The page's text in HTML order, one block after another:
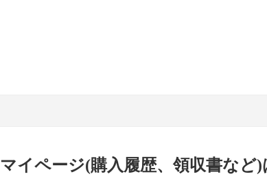
マイページ(購入履歴、領収書など)